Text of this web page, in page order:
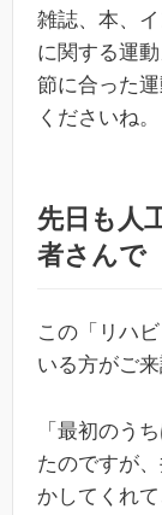
雑誌、本、
に関する運
節に合った
くださいね。
先日も人
者さんで
この「リハ
いる方がご来
「最初のう
たのですが
かしてくれ